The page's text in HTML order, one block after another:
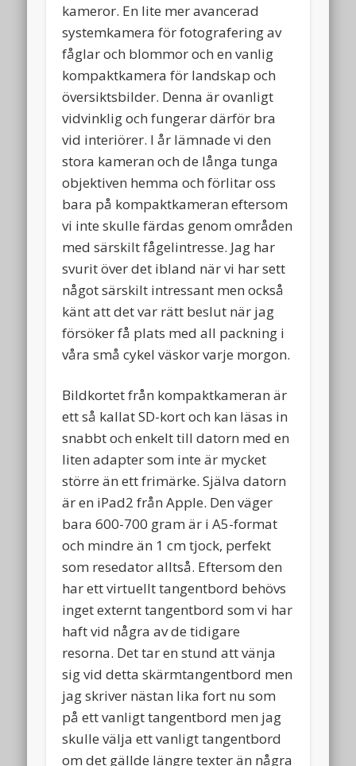
kameror. En lite mer avancerad
systemkamera för fotografering av
fåglar och blommor och en vanlig
kompaktkamera för landskap och
översiktsbilder. Denna är ovanligt
vidvinklig och fungerar därför bra
vid interiörer. I år lämnade vi den
stora kameran och de långa tunga
objektiven hemma och förlitar oss
bara på kompaktkameran eftersom
vi inte skulle färdas genom områden
med särskilt fågelintresse. Jag har
svurit över det ibland när vi har sett
något särskilt intressant men också
känt att det var rätt beslut när jag
försöker få plats med all packning i
våra små cykel väskor varje morgon.
Bildkortet från kompaktkameran är
ett så kallat SD-kort och kan läsas in
snabbt och enkelt till datorn med en
liten adapter som inte är mycket
större än ett frimärke. Själva datorn
är en iPad2 från Apple. Den väger
bara 600-700 gram är i A5-format
och mindre än 1 cm tjock, perfekt
som resedator alltså. Eftersom den
har ett virtuellt tangentbord behövs
inget externt tangentbord som vi har
haft vid några av de tidigare
resorna. Det tar en stund att vänja
sig vid detta skärmtangentbord men
jag skriver nästan lika fort nu som
på ett vanligt tangentbord men jag
skulle välja ett vanligt tangentbord
om det gällde längre texter än några